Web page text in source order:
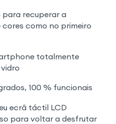
para recuperar a
cores como no primeiro
totalmente
100 % funcionais
ecrã táctil LCD
para voltar a desfrutar